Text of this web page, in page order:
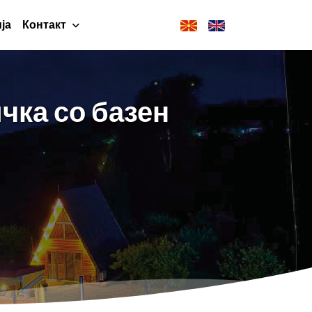
Контакт
со базен